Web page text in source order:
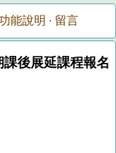
能說明 · 留言
後展延課程報名